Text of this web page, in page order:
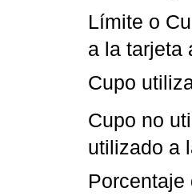
Límite o
a la tarjeta
Cupo
Cupo no
utilizado a
Porcentaje